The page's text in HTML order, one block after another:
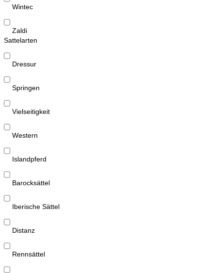
Wintec
Zaldi
Sattelarten
Dressur
Springen
Vielseitigkeit
Western
Islandpferd
Barocksättel
Iberische Sättel
Distanz
Rennsättel